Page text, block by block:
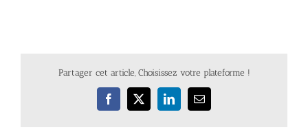
Partager cet article, Choisissez votre plateforme !
Facebook
X LinkedInEmail